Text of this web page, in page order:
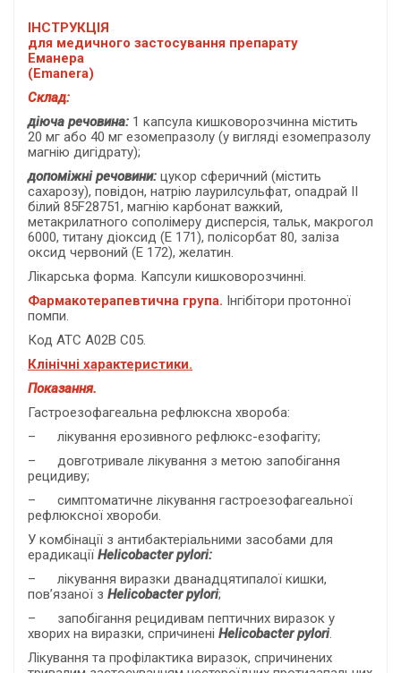
ІНСТРУКЦІЯ
для медичного застосування препарату
Еманера
(Еmanera)
Склад:
діюча речовина: 1 капсула кишковорозчинна містить
20 мг або 40 мг езомепразолу (у вигляді езомепразолу
магнію дигідрату);
допоміжні речовини: цукор сферичний (містить
сахарозу), повідон, натрію лаурилсульфат, опадрай II
білий 85F28751, магнію карбонат важкий,
метакрилатного сополімеру дисперсія, тальк, макрогол
6000, титану діоксид (Е 171), полісорбат 80, заліза
оксид червоний (Е 172), желатин.
Лікарська форма. Капсули кишковорозчинні.
Фармакотерапевтична група. Інгібітори протонної
помпи.
Код АТС А02В С05.
Клінічні характеристики.
Показання.
Гастроезофагеальна рефлюксна хвороба:
– лікування ерозивного рефлюкс-езофагіту;
– довготривале лікування з метою запобігання
рецидиву;
– симптоматичне лікування гастроезофагеальної
рефлюксної хвороби.
У комбінації з антибактеріальними засобами для
ерадикації Helicobacter pylori:
– лікування виразки дванадцятипалої кишки,
пов’язаної з Helicobacter pylori;
– запобігання рецидивам пептичних виразок у
хворих на виразки, спричинені Helicobacter pylori.
Лікування та профілактика виразок, спричинених